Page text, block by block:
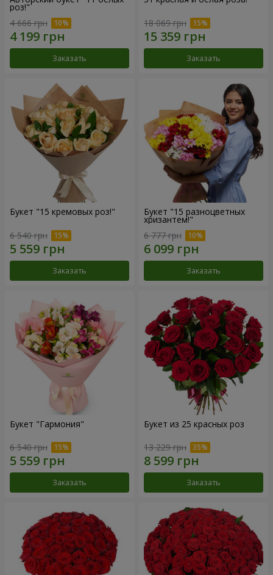
роз!"
4 666 грн
Заказать
18 069 грн
Заказать
Букет "15 кремовых роз!"
6 540 грн
Заказать
Букет "15 разноцветных
хризантем!"
6 777 грн
Заказать
Букет "Гармония"
6 540 грн
Заказать
Букет из 25 красных роз
13 229 грн
Заказать